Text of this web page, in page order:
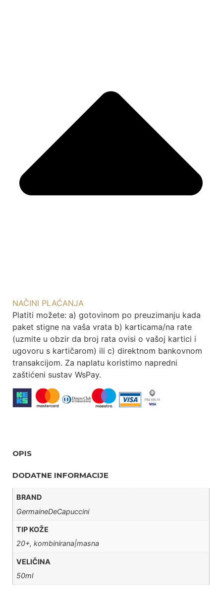
NAČINI PLAĆANJA
Platiti možete: a) gotovinom po preuzimanju kada
paket stigne na vaša vrata b) karticama/na rate
(uzmite u obzir da broj rata ovisi o vašoj kartici i
ugovoru s kartičarom) ili c) direktnom bankovnom
transakcijom. Za naplatu koristimo napredni
zaštićeni sustav WsPay.
OPIS
DODATNE INFORMACIJE
BRAND
GermaineDeCapuccini
TIP KOŽE
20+, kombinirana|masna
VELIČINA
50ml